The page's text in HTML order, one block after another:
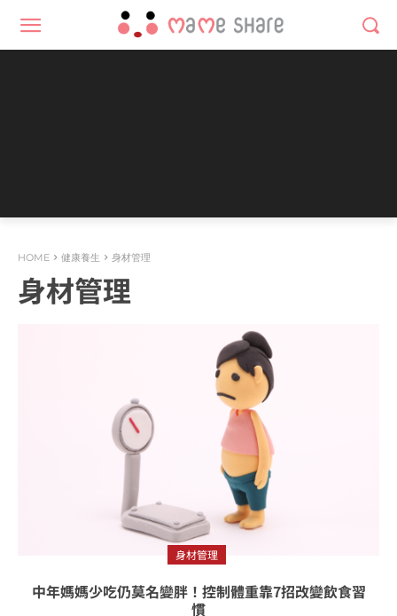
HOME 健康養生 身材管理
身材管理
身材管理
中年媽媽少吃仍莫名變胖！控制體重靠7招改變飲食習
慣